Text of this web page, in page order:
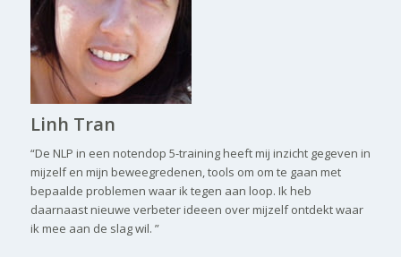
Linh Tran
“De NLP in een notendop 5-training heeft mij inzicht gegeven in
mijzelf en mijn beweegredenen, tools om om te gaan met
bepaalde problemen waar ik tegen aan loop. Ik heb
daarnaast nieuwe verbeter ideeen over mijzelf ontdekt waar
ik mee aan de slag wil. ”